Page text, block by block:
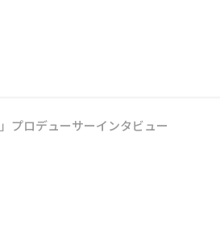
プロデューサーインタビュー